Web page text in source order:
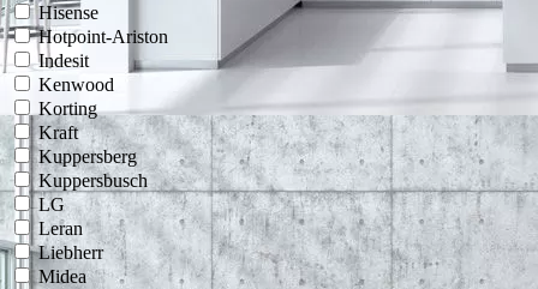
Hisense
Hotpoint-Ariston
Indesit
Kenwood
Korting
Kraft
Kuppersberg
Kuppersbusch
LG
Leran
Liebherr
Midea